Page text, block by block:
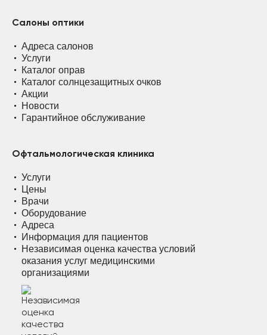
Салоны оптики
Адреса салонов
Услуги
Каталог оправ
Каталог солнцезащитных очков
Акции
Новости
Гарантийное обслуживание
Офтальмологическая клиника
Услуги
Цены
Врачи
Оборудование
Адреса
Информация для пациентов
Независимая оценка качества условий
оказания услуг медицинскими
организациями